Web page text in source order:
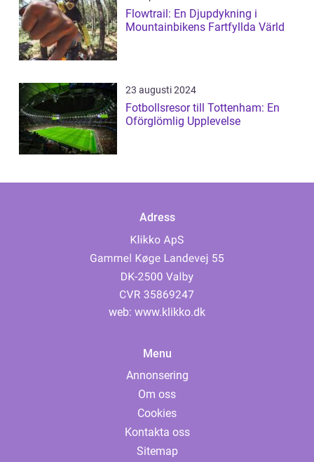
Flowtrail: En Djupdykning i
Mountainbikens Fartfyllda Värld
23 augusti 2024
Fotbollsresor till Tottenham: En
Oförglömlig Upplevelse
Adress
web: www.klikko.dk
Menu
Annonsering
Om oss
Cookies
Kontakta oss
Sitemap